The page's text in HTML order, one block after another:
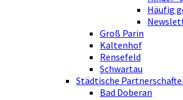
Häufig
Groß Parin
Kaltenhof
Rensefeld
Schwartau
Städtische
Bad Doberan